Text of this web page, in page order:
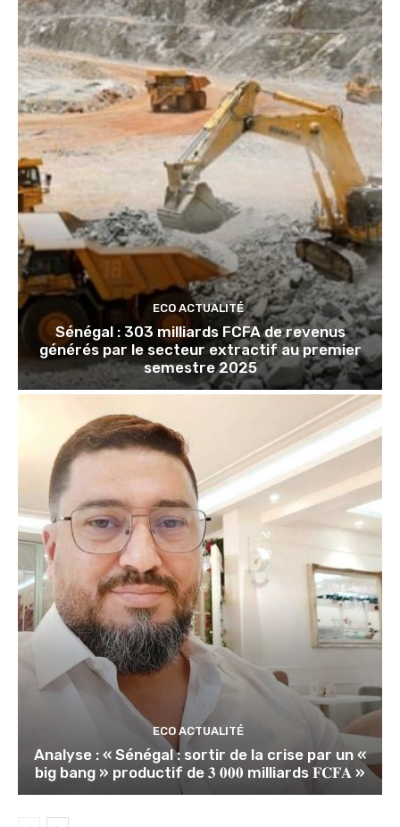
ECO ACTUALITÉ
Sénégal : 303 milliards FCFA de revenus
générés par le secteur extractif au premier
semestre 2025
ECO ACTUALITÉ
Analyse : « Sénégal : sortir de la crise par un «
big bang » productif de 𝟑 𝟎𝟎𝟎 milliards 𝐅𝐂𝐅𝐀 »